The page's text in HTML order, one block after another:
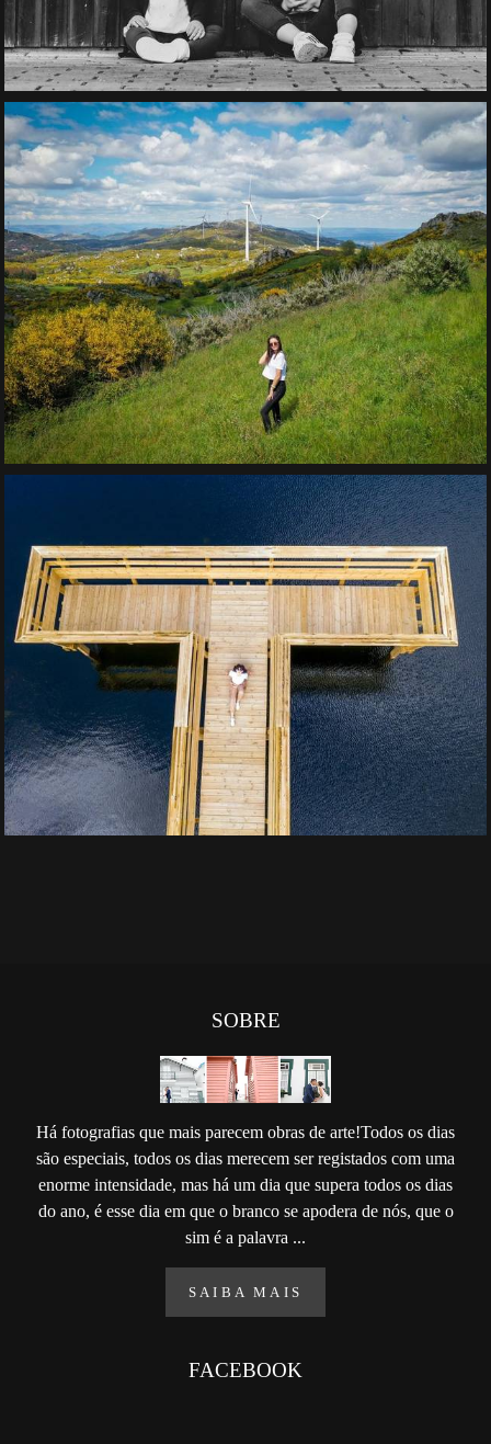
SOBRE
Há fotografias que mais parecem obras de arte!Todos os dias
são especiais, todos os dias merecem ser registados com uma
enorme intensidade, mas há um dia que supera todos os dias
do ano, é esse dia em que o branco se apodera de nós, que o
sim é a palavra ...
SAIBA MAIS
FACEBOOK